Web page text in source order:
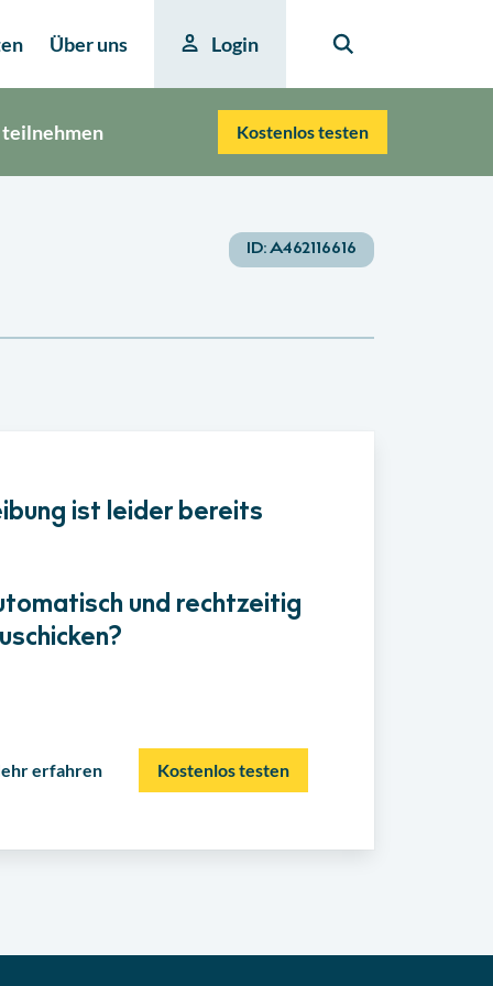
Über uns Login
teilnehmen Kostenlos testen
ID:A462116616
ist leider bereits
und rechtzeitig
erfahren Kostenlos testen